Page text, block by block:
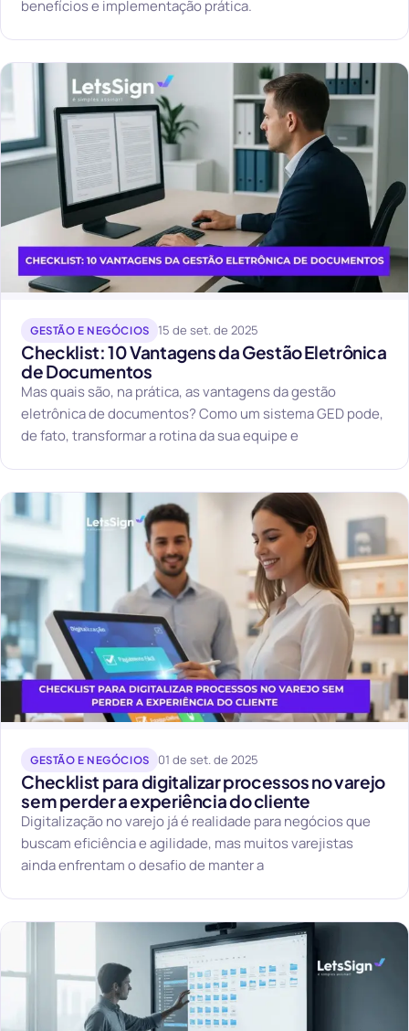
benefícios e implementação prática.
GESTÃO E NEGÓCIOS 15 de set. de 2025
Checklist: 10 Vantagens da Gestão Eletrônica
de Documentos
Mas quais são, na prática, as vantagens da gestão
eletrônica de documentos? Como um sistema GED pode,
de fato, transformar a rotina da sua equipe e
GESTÃO E NEGÓCIOS 01 de set. de 2025
Checklist para digitalizar processos no varejo
sem perder a experiência do cliente
Digitalização no varejo já é realidade para negócios que
buscam eficiência e agilidade, mas muitos varejistas
ainda enfrentam o desafio de manter a